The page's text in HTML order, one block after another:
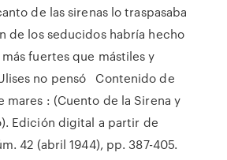
de las sirenas lo traspasaba
de los seducidos habría hecho
fuertes que mástiles y
no pensó Contenido de
mares : (Cuento de la Sirena y
Edición digital a partir de
42 (abril 1944), pp. 387-405.